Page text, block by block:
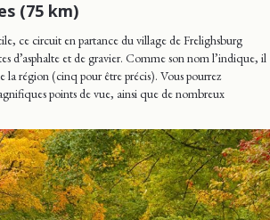
(75 km)
ce circuit en partance du village de Frelighsburg
d’asphalte et de gravier. Comme son nom l’indique, il
la région (cinq pour être précis). Vous pourrez
points de vue, ainsi que de nombreux